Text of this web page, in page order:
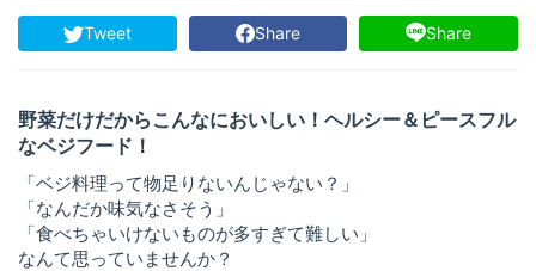
Tweet Share Share
野菜だけだからこんなにおいしい！ヘルシー＆ピースフル
なベジフード！
「ベジ料理って物足りないんじゃない？」
「なんだか味気なさそう」
「食べちゃいけないものが多すぎて難しい」
なんて思っていませんか？